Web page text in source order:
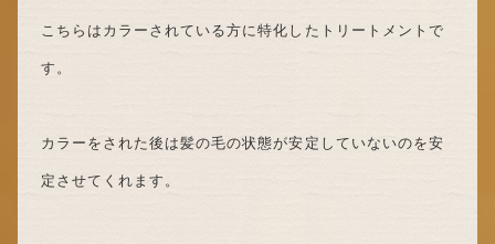
こちらはカラーされている方に特化したトリートメントで
す。
カラーをされた後は髪の毛の状態が安定していないのを安
定させてくれます。